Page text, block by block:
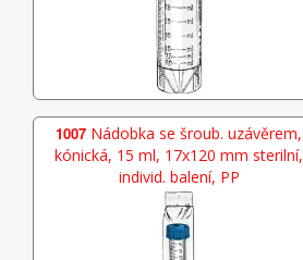
1007 Nádobka se šroub. uzávěrem,
kónická, 15 ml, 17x120 mm sterilní,
individ. balení, PP